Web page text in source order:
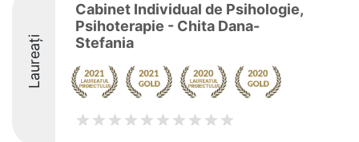
Laureați
Cabinet Individual de Psihologie,
Psihoterapie - Chita Dana-
Stefania